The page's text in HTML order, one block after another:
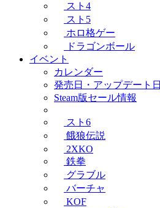
スト4
スト5
ホロ格ゲー
ドラゴンボール
イベント
カレンダー
発売日・アップデート日
Steam版セール情報
スト6
餓狼伝説
2XKO
鉄拳
グラブル
バーチャ
KOF